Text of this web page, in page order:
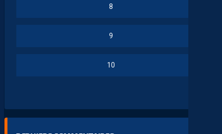
8
9
10